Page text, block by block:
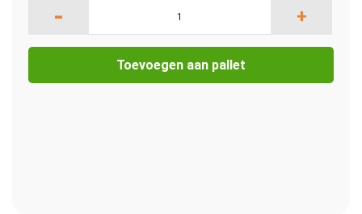
- +
Toevoegen aan pallet